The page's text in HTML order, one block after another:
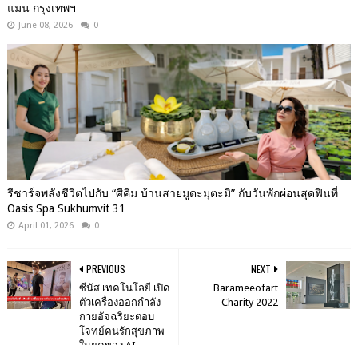
แมน กรุงเทพฯ
June 08, 2026 0
รีชาร์จพลังชีวิตไปกับ “ศีคิม บ้านสายมูตะมุตะมิ” กับวันพักผ่อนสุดฟินที่
Oasis Spa Sukhumvit 31
April 01, 2026 0
NEXT
Barameeofart
Charity 2022
PREVIOUS
ซีนัส เทคโนโลยี เปิด
ตัวเครื่องออกกำลัง
กายอัจฉริยะตอบ
โจทย์คนรักสุขภาพ